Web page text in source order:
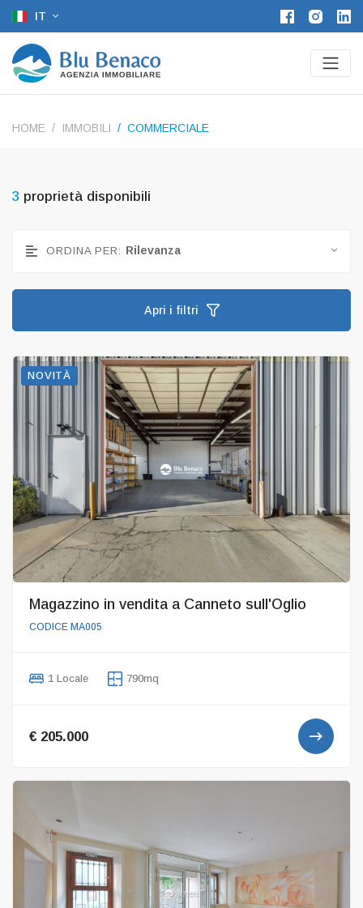
IT
HOME IMMOBILI COMMERCIALE
3 proprietà disponibili
ORDINA PER: Rilevanza
Apri i filtri
NOVITÀ
Magazzino in vendita a Canneto sull'Oglio
CODICE MA005
1 Locale 790mq
€ 205.000